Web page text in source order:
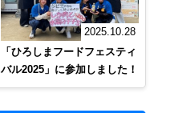
2025.10.28
「ひろしまフードフェスティ
バル2025」に参加しました！